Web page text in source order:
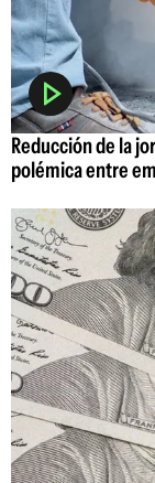
Reducción de la
polémica entre